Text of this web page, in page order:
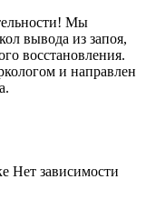
Мы
вывода из запоя,
восстановления.
и направлен